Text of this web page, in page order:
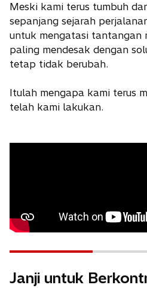
Meski kami terus tumbuh
sepanjang sejarah
untuk mengatasi tantangan
paling mendesak dengan
tetap tidak berubah.
Itulah mengapa kami terus
telah kami lakukan.
Janji untuk